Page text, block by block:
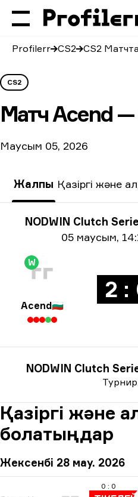
Profilerr CS2 CS2
CS2
МатчAcend —
Маусым 05, 2026
Жалпы Қазіргі және
Турнир туралы ақпарат
NODWIN Clutch
Күні жайлы ақпарат
05 маусым,
W
Acend🇧🇬
2 :
NODWIN Clutch
Қазіргі және
болатыңдар
Жексенбі 28 мау. 2026
0 : 0